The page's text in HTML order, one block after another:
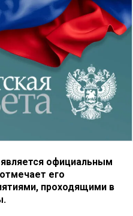
официальным
его
проходящими в